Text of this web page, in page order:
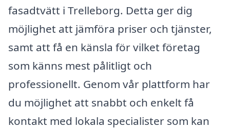
fasadtvätt i Trelleborg. Detta ger dig
möjlighet att jämföra priser och tjänster,
samt att få en känsla för vilket företag
som känns mest pålitligt och
professionellt. Genom vår plattform har
du möjlighet att snabbt och enkelt få
kontakt med lokala specialister som kan